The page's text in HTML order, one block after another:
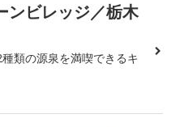
ンビレッジ／栃木
類の源泉を満喫できるキ